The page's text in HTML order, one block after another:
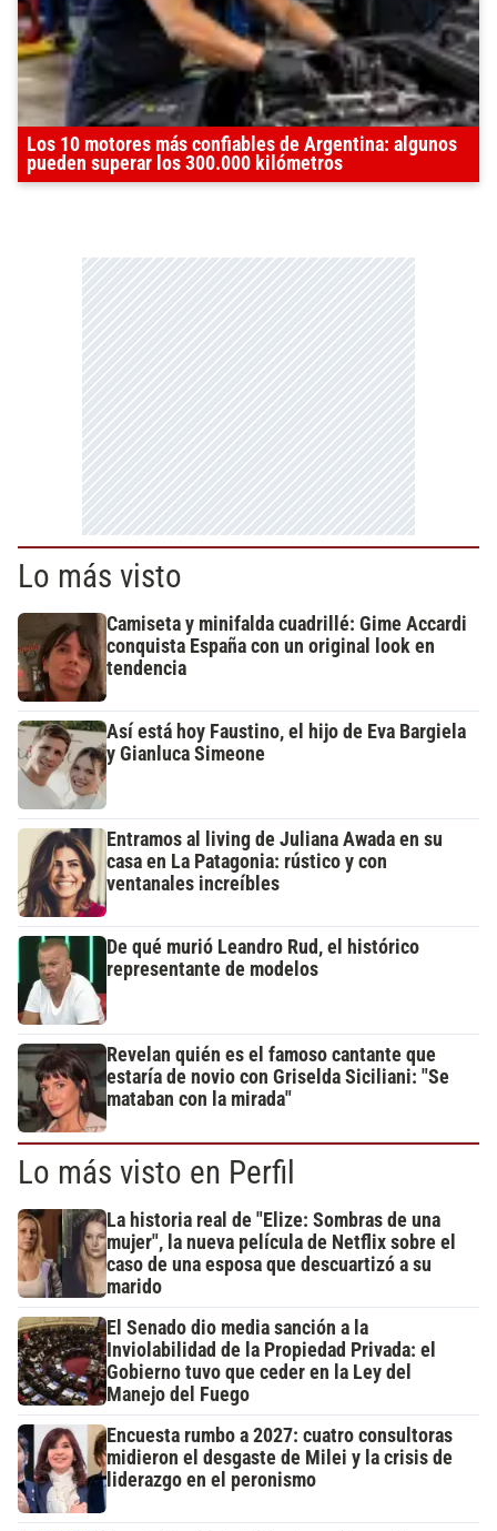
Los 10 motores más confiables de Argentina: algunos
pueden superar los 300.000 kilómetros
Lo más visto
Camiseta y minifalda cuadrillé: Gime Accardi
conquista España con un original look en
tendencia
Así está hoy Faustino, el hijo de Eva Bargiela
y Gianluca Simeone
Entramos al living de Juliana Awada en su
casa en La Patagonia: rústico y con
ventanales increíbles
De qué murió Leandro Rud, el histórico
representante de modelos
Revelan quién es el famoso cantante que
estaría de novio con Griselda Siciliani: "Se
mataban con la mirada"
Lo más visto en Perfil
La historia real de "Elize: Sombras de una
mujer", la nueva película de Netflix sobre el
caso de una esposa que descuartizó a su
marido
El Senado dio media sanción a la
Inviolabilidad de la Propiedad Privada: el
Gobierno tuvo que ceder en la Ley del
Manejo del Fuego
Encuesta rumbo a 2027: cuatro consultoras
midieron el desgaste de Milei y la crisis de
liderazgo en el peronismo